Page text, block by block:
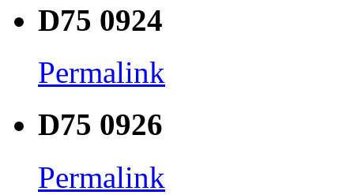
D75 0924
Permalink
D75 0926
Permalink